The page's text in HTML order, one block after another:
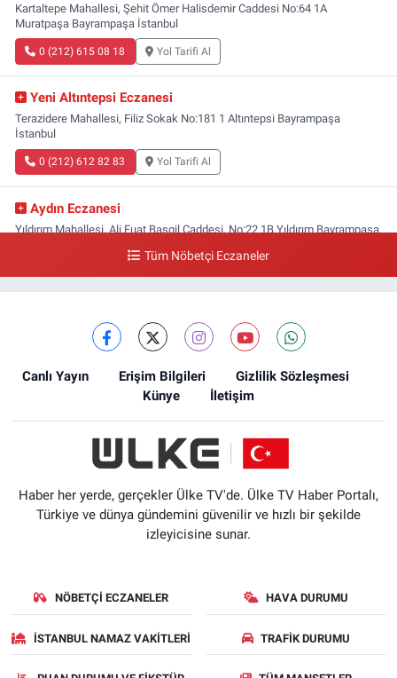
Kartaltepe Mahallesi, Şehit Ömer Halisdemir Caddesi No:64 1A
Muratpaşa Bayrampaşa İstanbul
0 (212) 615 08 18 Yol Tarifi Al
Yeni Altıntepsi Eczanesi
Terazidere Mahallesi, Filiz Sokak No:181 1 Altıntepsi Bayrampaşa
İstanbul
0 (212) 612 82 83 Yol Tarifi Al
Aydın Eczanesi
Yıldırım Mahallesi, Ali Fuat Başgil Caddesi, No:22 1B Yıldırım Bayrampaşa
Tüm Nöbetçi Eczaneler
Canlı Yayın Erişim Bilgileri
Gizlilik Sözleşmesi
Künye
İletişim
Haber her yerde, gerçekler Ülke TV'de. Ülke TV Haber Portalı,
Türkiye ve dünya gündemini güvenilir ve hızlı bir şekilde
izleyicisine sunar.
NÖBETÇI ECZANELER HAVA DURUMU
İSTANBUL NAMAZ VAKITLERI TRAFIK DURUMU